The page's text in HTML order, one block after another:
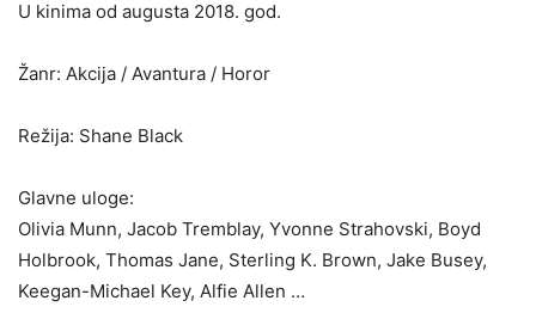
U kinima od augusta 2018. god.
Žanr: Akcija / Avantura / Horor
Režija: Shane Black
Glavne uloge:
Olivia Munn, Jacob Tremblay, Yvonne Strahovski, Boyd
Holbrook, Thomas Jane, Sterling K. Brown, Jake Busey,
Keegan-Michael Key, Alfie Allen …